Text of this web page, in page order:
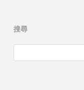
搜尋